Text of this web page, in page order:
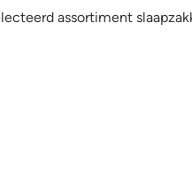
assortiment